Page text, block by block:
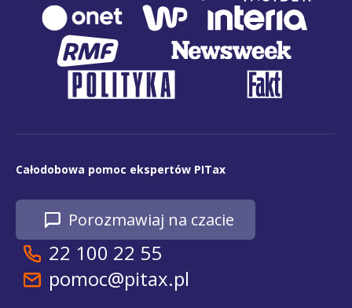
Całodobowa pomoc ekspertów PITax
Porozmawiaj na czacie
22 100 22 55
pomoc@pitax.pl